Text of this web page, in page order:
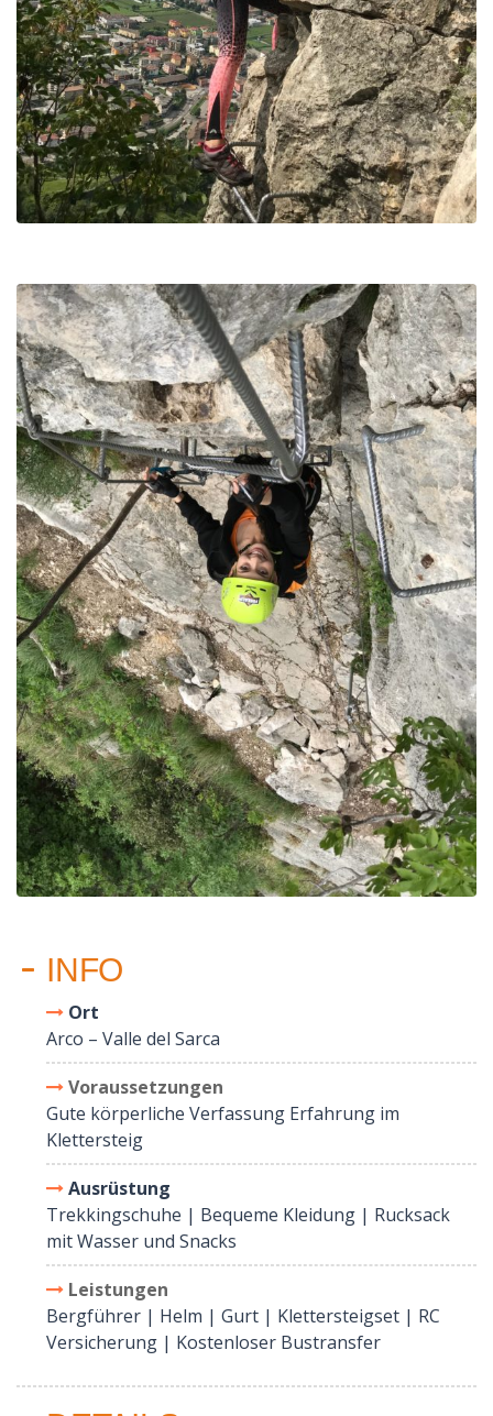
INFO
Ort
Arco – Valle del Sarca
Voraussetzungen
Gute körperliche Verfassung Erfahrung im
Klettersteig
Ausrüstung
Trekkingschuhe | Bequeme Kleidung | Rucksack
mit Wasser und Snacks
Leistungen
Bergführer | Helm | Gurt | Klettersteigset | RC
Versicherung | Kostenloser Bustransfer